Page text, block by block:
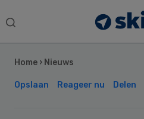
Search
Home › Nieuws
Opslaan Reageer nu Delen
Sidebar